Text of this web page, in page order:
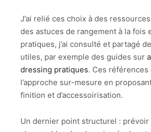
J’ai relié ces choix à des
des astuces de rangement à la fois
pratiques, j’ai consulté et partagé
utiles, par exemple des guides sur
dressing pratiques. Ces
l’approche sur-mesure en
finition et d’accessoirisation.
Un dernier point structurel : prévoir